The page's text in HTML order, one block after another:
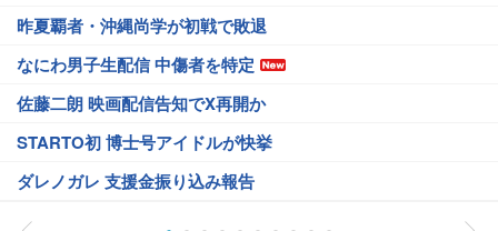
昨夏覇者・沖縄尚学が初戦で敗退
なにわ男子生配信 中傷者を特定
佐藤二朗 映画配信告知でX再開か
STARTO初 博士号アイドルが快挙
ダレノガレ 支援金振り込み報告